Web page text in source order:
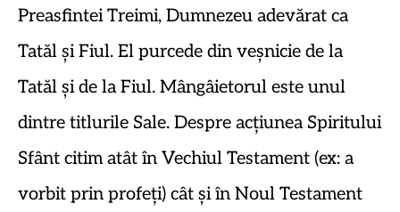
Preasfintei Treimi, Dumnezeu adevărat ca
Tatăl și Fiul. El purcede din veșnicie de la
Tatăl și de la Fiul. Mângâietorul este unul
dintre titlurile Sale. Despre acțiunea Spiritului
Sfânt citim atât în Vechiul Testament (ex: a
vorbit prin profeți) cât și în Noul Testament